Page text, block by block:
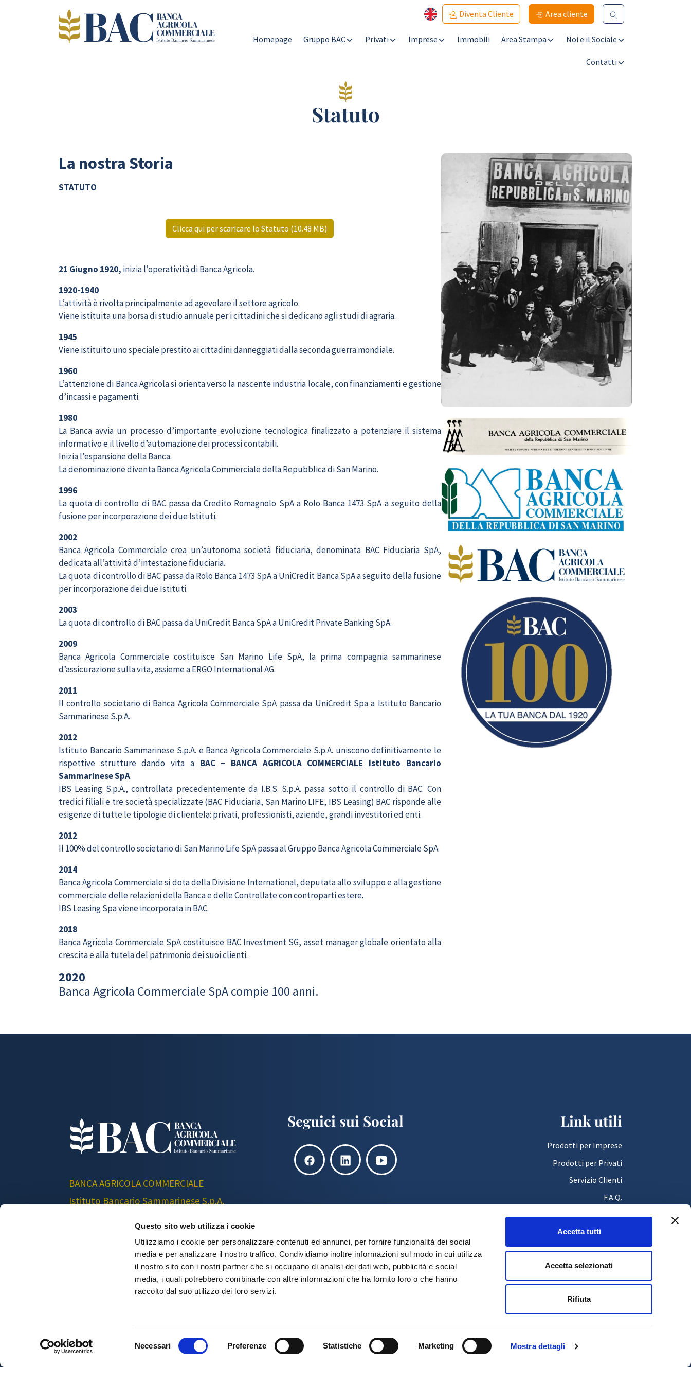
Questo sito web utilizza i cookie
Utilizziamo i cookie per personalizzare contenuti ed annunci, per fornire funzionalità dei social
media e per analizzare il nostro traffico. Condividiamo inoltre informazioni sul modo in cui utilizza
il nostro sito con i nostri partner che si occupano di analisi dei dati web, pubblicità e social
media, i quali potrebbero combinarle con altre informazioni che ha fornito loro o che hanno
raccolto dal suo utilizzo dei loro servizi.
Necessari Preferenze Statistiche Marketing Mostra dettagli
Accetta tutti
Accetta selezionati
Rifiuta
Diventa Cliente Area cliente
Homepage Gruppo BAC Privati Imprese Immobili Area Stampa Noi e il Sociale
Contatti
Statuto
La nostra Storia
STATUTO
Clicca qui per scaricare lo Statuto (10.48 MB)
21 Giugno 1920, inizia l’operatività di Banca Agricola.
1920-1940
L’attività è rivolta principalmente ad agevolare il settore agricolo.
Viene istituita una borsa di studio annuale per i cittadini che si dedicano agli studi di agraria.
1945
Viene istituito uno speciale prestito ai cittadini danneggiati dalla seconda guerra mondiale.
1960
L’attenzione di Banca Agricola si orienta verso la nascente industria locale, con finanziamenti e gestione
d’incassi e pagamenti.
1980
La Banca avvia un processo d’importante evoluzione tecnologica finalizzato a potenziare il sistema
informativo e il livello d’automazione dei processi contabili.
Inizia l’espansione della Banca.
La denominazione diventa Banca Agricola Commerciale della Repubblica di San Marino.
1996
La quota di controllo di BAC passa da Credito Romagnolo SpA a Rolo Banca 1473 SpA a seguito della
fusione per incorporazione dei due Istituti.
2002
Banca Agricola Commerciale crea un’autonoma società fiduciaria, denominata BAC Fiduciaria SpA,
dedicata all’attività d’intestazione fiduciaria.
La quota di controllo di BAC passa da Rolo Banca 1473 SpA a UniCredit Banca SpA a seguito della fusione
per incorporazione dei due Istituti.
2003
La quota di controllo di BAC passa da UniCredit Banca SpA a UniCredit Private Banking SpA.
2009
Banca Agricola Commerciale costituisce San Marino Life SpA, la prima compagnia sammarinese
d’assicurazione sulla vita, assieme a ERGO International AG.
2011
Il controllo societario di Banca Agricola Commerciale SpA passa da UniCredit Spa a Istituto Bancario
Sammarinese S.p.A.
2012
Istituto Bancario Sammarinese S.p.A. e Banca Agricola Commerciale S.p.A. uniscono definitivamente le
rispettive strutture dando vita a BAC – BANCA AGRICOLA COMMERCIALE Istituto Bancario
Sammarinese SpA.
IBS Leasing S.p.A., controllata precedentemente da I.B.S. S.p.A. passa sotto il controllo di BAC. Con
tredici filiali e tre società specializzate (BAC Fiduciaria, San Marino LIFE, IBS Leasing) BAC risponde alle
esigenze di tutte le tipologie di clientela: privati, professionisti, aziende, grandi investitori ed enti.
2012
Il 100% del controllo societario di San Marino Life SpA passa al Gruppo Banca Agricola Commerciale SpA.
2014
Banca Agricola Commerciale si dota della Divisione International, deputata allo sviluppo e alla gestione
commerciale delle relazioni della Banca e delle Controllate con controparti estere.
IBS Leasing Spa viene incorporata in BAC.
2018
Banca Agricola Commerciale SpA costituisce BAC Investment SG, asset manager globale orientato alla
crescita e alla tutela del patrimonio dei suoi clienti.
2020
Banca Agricola Commerciale SpA compie 100 anni.
Seguici sui Social
BANCA AGRICOLA COMMERCIALE
Istituto Bancario Sammarinese S.p.A.
DIREZIONE GENERALE
Via Tre Settembre, 316
47891 Repubblica di San Marino
Telefono 0549/871111
Email: customercare@bac.sm
Informative Privacy–Privacy Policy–
Avvertenze legali
Link utili
Prodotti per Imprese
Prodotti per Privati
Servizio Clienti
F.A.Q.
Filiali
Area Cliente
News e Comunicati